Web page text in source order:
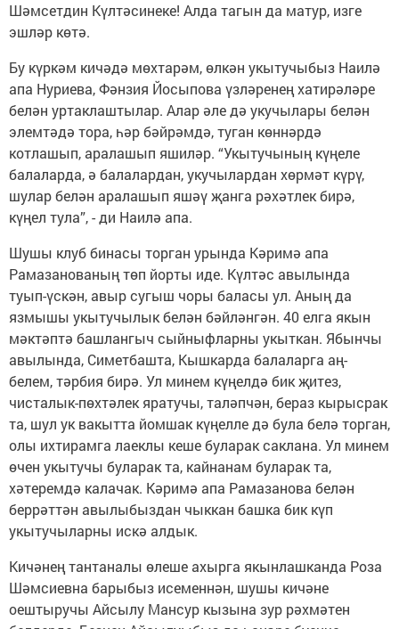
Шәмсетдин Күлтәсинеке! Алда тагын да матур, изге
эшләр көтә.
Бу күркәм кичәдә мөхтарәм, өлкән укытучыбыз Наилә
апа Нуриева, Фәнзия Йосыпова үзләренең хатирәләре
белән уртаклаштылар. Алар әле дә укучылары белән
элемтәдә тора, һәр бәйрәмдә, туган көннәрдә
котлашып, аралашып яшиләр. “Укытучының күңеле
балаларда, ә балалардан, укучылардан хөрмәт күрү,
шулар белән аралашып яшәү җанга рәхәтлек бирә,
күңел тула”, - ди Наилә апа.
Шушы клуб бинасы торган урында Кәримә апа
Рамазанованың төп йорты иде. Күлтәс авылында
туып-үскән, авыр сугыш чоры баласы ул. Аның да
язмышы укытучылык белән бәйләнгән. 40 елга якын
мәктәптә башлангыч сыйныфларны укыткан. Ябынчы
авылында, Симетбашта, Кышкарда балаларга аң-
белем, тәрбия бирә. Ул минем күңелдә бик җитез,
чисталык-пөхтәлек яратучы, таләпчән, бераз кырысрак
та, шул ук вакытта йомшак күңелле дә була белә торган,
олы ихтирамга лаеклы кеше буларак саклана. Ул минем
өчен укытучы буларак та, кайнанам буларак та,
хәтеремдә калачак. Кәримә апа Рамазанова белән
беррәттән авылыбыздан чыккан башка бик күп
укытучыларны искә алдык.
Кичәнең тантаналы өлеше ахырга якынлашканда Роза
Шәмсиевна барыбыз исеменнән, шушы кичәне
оештыручы Айсылу Мансур кызына зур рәхмәтен